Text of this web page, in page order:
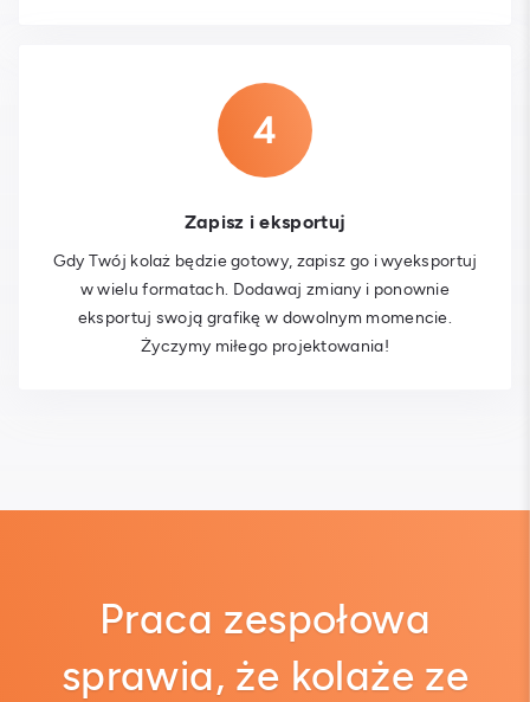
Zapisz i eksportuj
Gdy Twój kolaż będzie gotowy, zapisz go i wyeksportuj
w wielu formatach. Dodawaj zmiany i ponownie
eksportuj swoją grafikę w dowolnym momencie.
Życzymy miłego projektowania!
Praca zespołowa
sprawia, że ​​kolaże ze